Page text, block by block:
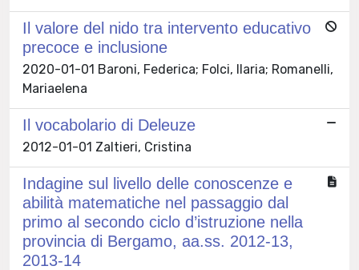
Il valore del nido tra intervento educativo
precoce e inclusione
2020-01-01 Baroni, Federica; Folci, Ilaria; Romanelli,
Mariaelena
Il vocabolario di Deleuze
2012-01-01 Zaltieri, Cristina
Indagine sul livello delle conoscenze e
abilità matematiche nel passaggio dal
primo al secondo ciclo d’istruzione nella
provincia di Bergamo, aa.ss. 2012-13,
2013-14